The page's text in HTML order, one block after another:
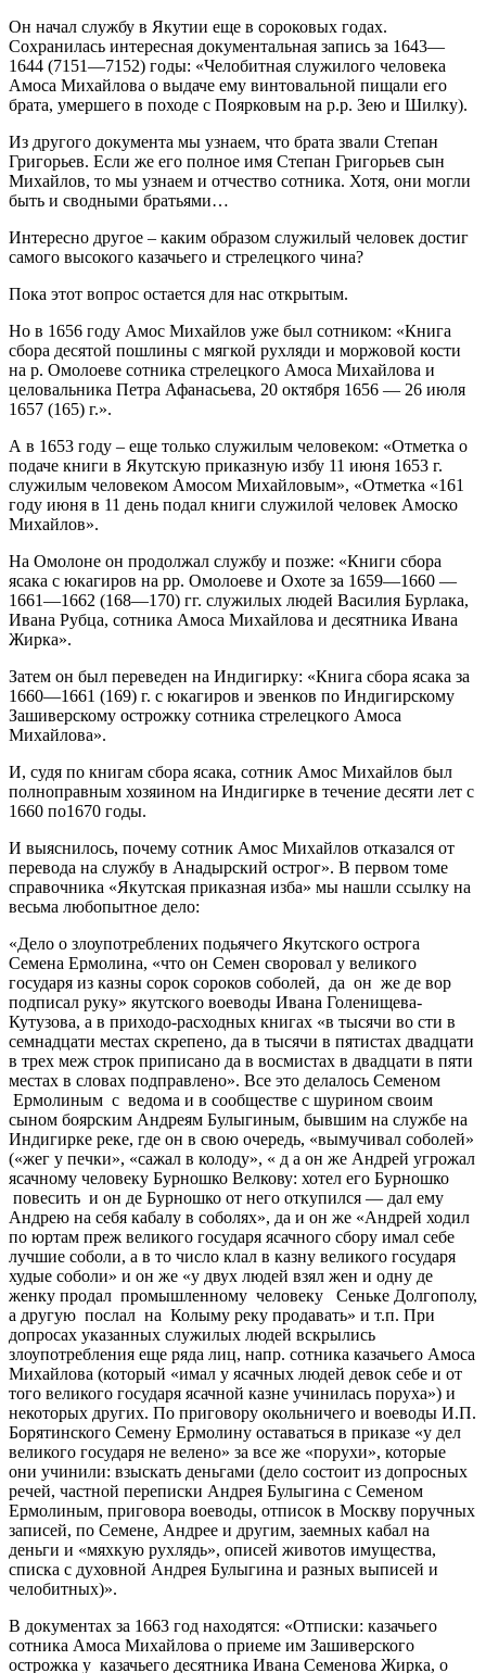
Он начал службу в Якутии еще в сороковых годах.
Сохранилась интересная документальная запись за 1643—
1644 (7151—7152) годы: «Челобитная служилого человека
Амоса Михайлова о выдаче ему винтовальной пищали его
брата, умершего в походе с Поярковым на р.р. Зею и Шилку).
Из другого документа мы узнаем, что брата звали Степан
Григорьев. Если же его полное имя Степан Григорьев сын
Михайлов, то мы узнаем и отчество сотника. Хотя, они могли
быть и сводными братьями…
Интересно другое – каким образом служилый человек достиг
самого высокого казачьего и стрелецкого чина?
Пока этот вопрос остается для нас открытым.
Но в 1656 году Амос Михайлов уже был сотником: «Книга
сбора десятой пошлины с мягкой рухляди и моржовой кости
на р. Омолоеве сотника стрелецкого Амоса Михайлова и
целовальника Петра Афанасьева, 20 октября 1656 — 26 июля
1657 (165) г.».
А в 1653 году – еще только служилым человеком: «Отметка о
подаче книги в Якутскую приказную избу 11 июня 1653 г.
служилым человеком Амосом Михайловым», «Отметка «161
году июня в 11 день подал книги служилой человек Амоско
Михайлов».
На Омолоне он продолжал службу и позже: «Книги сбора
ясака с юкагиров на pp. Омолоеве и Охоте за 1659—1660 —
1661—1662 (168—170) гг. служилых людей Василия Бурлака,
Ивана Рубца, сотника Амоса Михайлова и десятника Ивана
Жирка».
Затем он был переведен на Индигирку: «Книга сбора ясака за
1660—1661 (169) г. с юкагиров и эвенков по Индигирскому
Зашиверскому острожку сотника стрелецкого Амоса
Михайлова».
И, судя по книгам сбора ясака, сотник Амос Михайлов был
полноправным хозяином на Индигирке в течение десяти лет с
1660 по1670 годы.
И выяснилось, почему сотник Амос Михайлов отказался от
перевода на службу в Анадырский острог». В первом томе
справочника «Якутская приказная изба» мы нашли ссылку на
весьма любопытное дело:
«Дело о злоупотреблених подьячего Якутского острога
Семена Ермолина, «что он Семен своровал у великого
государя из казны сорок сороков соболей, да он же де вор
подписал руку» якутского воеводы Ивана Голенищева-
Кутузова, а в приходо-расходных книгах «в тысячи во сти в
семнадцати местах скрепено, да в тысячи в пятистах двадцати
в трех меж строк приписано да в восмистах в двадцати в пяти
местах в словах подправлено». Все это делалось Семеном
Ермолиным с ведома и в сообществе с шурином своим
сыном боярским Андреям Булыгиным, бывшим на службе на
Индигирке реке, где он в свою очередь, «вымучивал соболей»
(«жег у печки», «сажал в колоду», « д а он же Андрей угрожал
ясачному человеку Бурношко Велкову: хотел его Бурношко
повесить и он де Бурношко от него откупился — дал ему
Андрею на себя кабалу в соболях», да и он же «Андрей ходил
по юртам преж великого государя ясачного сбору имал себе
лучшие соболи, а в то число клал в казну великого государя
худые соболи» и он же «у двух людей взял жен и одну де
женку продал промышленному человеку Сеньке Долгополу,
а другую послал на Колыму реку продавать» и т.п. При
допросах указанных служилых людей вскрылись
злоупотребления еще ряда лиц, напр. сотника казачьего Амоса
Михайлова (который «имал у ясачных людей девок себе и от
того великого государя ясачной казне учинилась поруха») и
некоторых других. По приговору окольничего и воеводы И.П.
Борятинского Семену Ермолину оставаться в приказе «у дел
великого государя не велено» за все же «порухи», которые
они учинили: взыскать деньгами (дело состоит из допросных
речей, частной переписки Андрея Булыгина с Семеном
Ермолиным, приговора воеводы, отписок в Москву поручных
записей, по Семене, Андрее и другим, заемных кабал на
деньги и «мяхкую рухлядь», описей животов имущества,
списка с духовной Андрея Булыгина и разных выписей и
челобитных)».
В документах за 1663 год находятся: «Отписки: казачьего
сотника Амоса Михайлова о приеме им Зашиверского
острожка у казачьего десятника Ивана Семенова Жирка, о